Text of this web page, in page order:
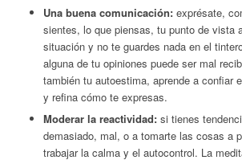
Una buena comunicación:exprésate,
sientes, lo que piensas, tu punto de vista
situación y no te guardes nada en el
alguna de tu opiniones puede ser mal
también tu autoestima, aprende a confiar
y refina cómo te expresas.
Moderar la reactividad: si tienes
demasiado, mal, o a tomarte las cosas a
trabajar la calma y el autocontrol. La